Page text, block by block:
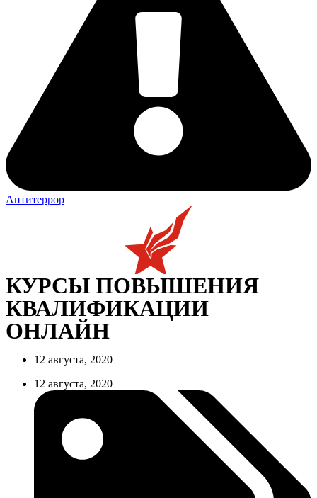
Антитеррор
КУРСЫ ПОВЫШЕНИЯ
КВАЛИФИКАЦИИ
ОНЛАЙН
12 августа, 2020
12 августа, 2020